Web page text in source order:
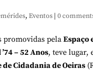
, Eventos | 0
promovidas pela Espaço
– 52 Anos, teve lugar,
de Cidadania de Oeiras